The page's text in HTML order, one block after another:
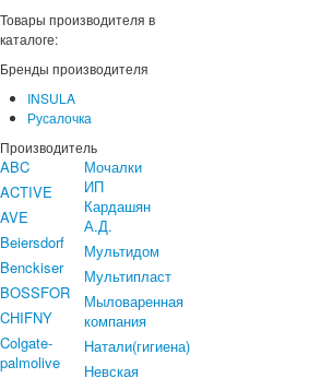
Товары производителя в
каталоге:
Бренды производителя
INSULA
Русалочка
Производитель
ABC
ACTIVE
AVE
Beiersdorf
Benckiser
BOSSFOR
CHIFNY
Colgate-
palmolive
Мочалки
ИП
Кардашян
А.Д.
Мультидом
Мультипласт
Мыловаренная
компания
Натали(гигиена)
Невская